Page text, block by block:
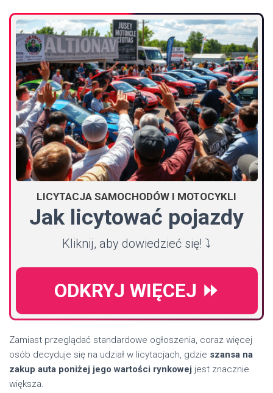
LICYTACJA SAMOCHODÓW I MOTOCYKLI
Jak licytować pojazdy
Kliknij, aby dowiedzieć się! ⤵️
ODKRYJ WIĘCEJ ⏩
Zamiast przeglądać standardowe ogłoszenia, coraz więcej
osób decyduje się na udział w licytacjach, gdzie szansa na
zakup auta poniżej jego wartości rynkowej jest znacznie
większa.